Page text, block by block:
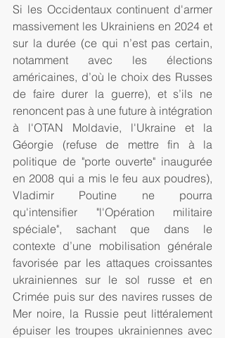
Si les Occidentaux continuent d'armer
massivement les Ukrainiens en 2024 et
sur la durée (ce qui n’est pas certain,
notamment avec les élections
américaines, d’où le choix des Russes
de faire durer la guerre), et s’ils ne
renoncent pas à une future à intégration
à l'OTAN Moldavie, l'Ukraine et la
Géorgie (refuse de mettre fin à la
politique de "porte ouverte" inaugurée
en 2008 qui a mis le feu aux poudres),
Vladimir Poutine ne pourra
qu'intensifier "l'Opération militaire
spéciale", sachant que dans le
contexte d’une mobilisation générale
favorisée par les attaques croissantes
ukrainiennes sur le sol russe et en
Crimée puis sur des navires russes de
Mer noire, la Russie peut littéralement
épuiser les troupes ukrainiennes avec